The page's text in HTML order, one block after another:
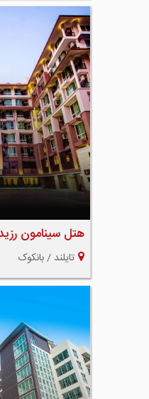
هتل سینامون
تایلند / بانکوک